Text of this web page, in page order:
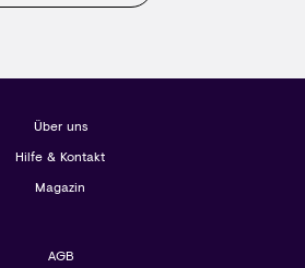
Über uns
Hilfe & Kontakt
Magazin
AGB